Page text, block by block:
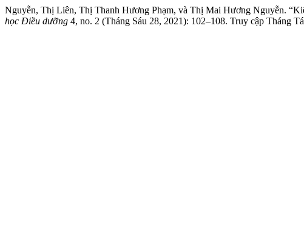
Nguyễn, Thị Liên, Thị Thanh Hương Phạm, và Thị Mai Hương Nguyễn.
học Điều dưỡng 4, no. 2 (Tháng Sáu 28, 2021): 102–108. Truy cập Tháng